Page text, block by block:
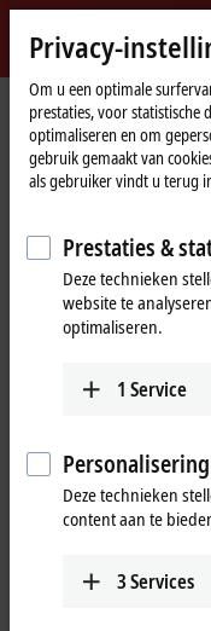
Beckhoff
-
New
Automation
Technology
Home
page
Bedrijf
Pomeranian Voivodeship
Pomeranian
Adres en
Beckhoff Automation
Poland
+48 609 845 454
Plan route (Google
Privacy-
Om u een optimale
prestaties, voor statistische
optimaliseren en om
gebruik gemaakt van
als gebruiker vindt u terug
Prestaties &
Deze technieken
website te
optimaliseren.
1 Service
Personalisering
Deze technieken
content aan te
3Services